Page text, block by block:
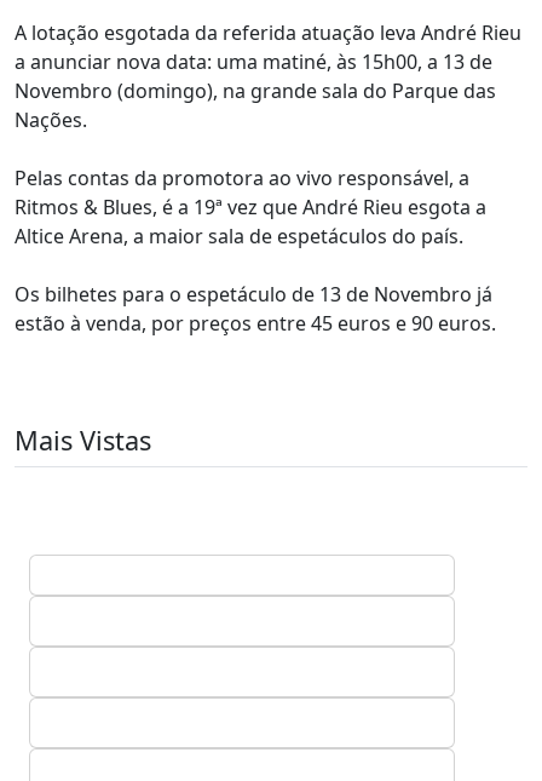
A lotação esgotada da referida atuação leva André Rieu
a anunciar nova data: uma matiné, às 15h00, a 13 de
Novembro (domingo), na grande sala do Parque das
Nações.
Pelas contas da promotora ao vivo responsável, a
Ritmos & Blues, é a 19ª vez que André Rieu esgota a
Altice Arena, a maior sala de espetáculos do país.
Os bilhetes para o espetáculo de 13 de Novembro já
estão à venda, por preços entre 45 euros e 90 euros.
Mais Vistas